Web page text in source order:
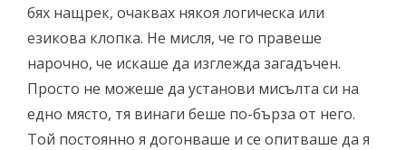
бях нащрек, очаквах някоя логическа или
езикова клопка. Не мисля, че го правеше
нарочно, че искаше да изглежда загадъчен.
Просто не можеше да установи мисълта си на
едно място, тя винаги беше по-бърза от него.
Той постоянно я догонваше и се опитваше да я